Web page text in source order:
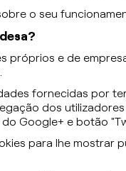
o seu
próprios e de
fornecidas por
dos
Google+ e botão
para lhe mostrar